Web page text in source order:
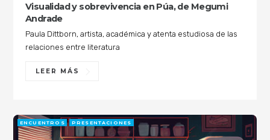
Visualidad y sobrevivencia en Púa, de Megumi
Andrade
Paula Dittborn, artista, académica y atenta estudiosa de las
relaciones entre literatura
LEER MÁS
ENCUENTROS PRESENTACIONES